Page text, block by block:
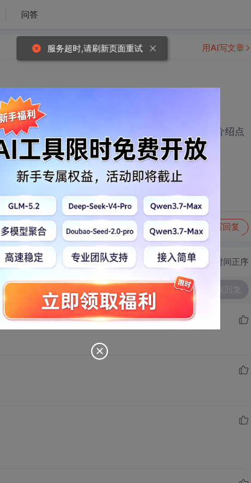
问答
的机制，就是new是怎么调用构造函数的，或者介绍点
到动态 举报 写回复
用AI写文章
切换为时间正序
服务超时,请刷新页面重试